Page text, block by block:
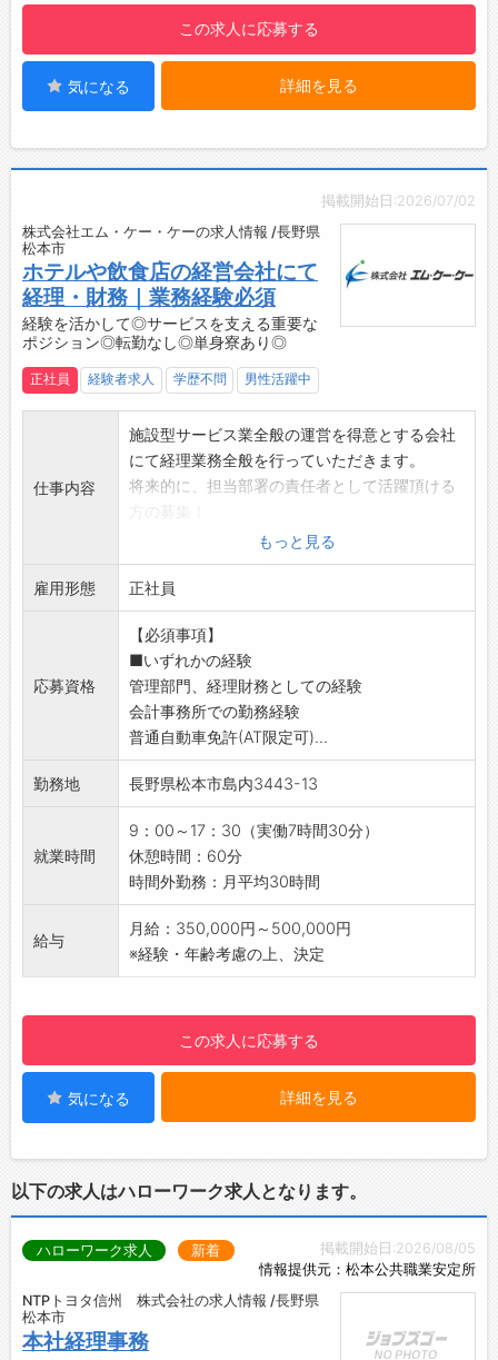
加等あります。
この求人に応募する
気になる 詳細を見る
掲載開始日:2026/07/02
株式会社エム・ケー・ケーの求人情報 /長野県
松本市
ホテルや飲食店の経営会社にて
経理・財務｜業務経験必須
経験を活かして◎サービスを支える重要な
ポジション◎転勤なし◎単身寮あり◎
正社員 経験者求人 学歴不問 男性活躍中
仕事内容
施設型サービス業全般の運営を得意とする会社
にて経理業務全般を行っていただきます。
将来的に、担当部署の責任者として活躍頂ける
・会計伝票処理
・銀行振込
・決算処理（月次・年次）
・請求業務
・納税申告業務など
◎経験やスキルに応じ、財務関連や営業部が必
要とする資料の作成も行っていただきます
【やりがい】
『結果とお金を情報に変換して経営に生かす』
をミッションとしています！複数事業、複数店
できるポジションです
【入社後について】
経理部長の補佐として、まずは会社の営業活動
や経理業務を理解するところからスタートしま
す
設)、ゴルフ事業(練習場、ゴルフ場)、金券ショ
ップ(約40件)、飲食事業、不動産事業
お客様にご支持をいただくための各種企画力
て工事部隊やチラシインターネットの制作部隊
を密に、かつコストを抑えることができます。
コロナの影響を受けている施設があることはも
ちろんですが、ゴルフ練習場やEC事業等コロナ
の影響をプラスにしているセクションもあり概
ね堅調に業績が推移しています。
もっと見る
雇用形態 正社員
応募資格
【必須事項】
■いずれかの経験
管理部門、経理財務としての経験
会計事務所での勤務経験
普通自動車免許(AT限定可)...
勤務地 長野県松本市島内3443-13
就業時間
9：00～17：30（実働7時間30分）
休憩時間：60分
時間外勤務：月平均30時間
給与
月給：350,000円～500,000円
※経験・年齢考慮の上、決定
この求人に応募する
気になる 詳細を見る
以下の求人はハローワーク求人となります。
掲載開始日:2026/08/05
情報提供元：松本公共職業安定所
ハローワーク求人 新着
NTPトヨタ信州 株式会社の求人情報 /長野県
松本市
本社経理事務